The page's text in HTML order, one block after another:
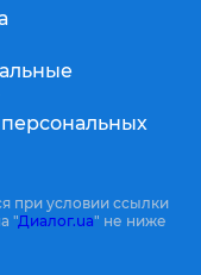
при условии ссылки
"Диалог.ua" не ниже